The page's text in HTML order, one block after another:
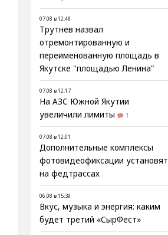
07.08 в 12:48
Трутнев назвал
отремонтированную и
переименованную площадь в
Якутске "площадью Ленина"
07.08 в 12:17
На АЗС Южной Якутии
увеличили лимиты
1
07.08 в 12:01
Дополнительные комплексы
фотовидеофиксации установят
на федтрассах
06.08 в 15:39
Вкус, музыка и энергия: каким
будет третий «СырФест»